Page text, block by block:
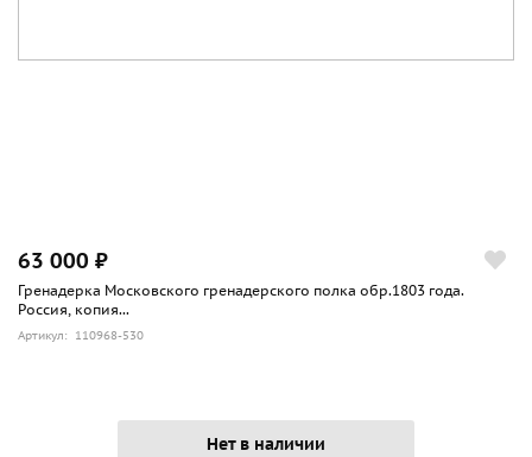
63 000 ₽
Гренадерка Московского гренадерского полка обр.1803 года.
Россия, копия...
Артикул: 110968-530
Нет в наличии